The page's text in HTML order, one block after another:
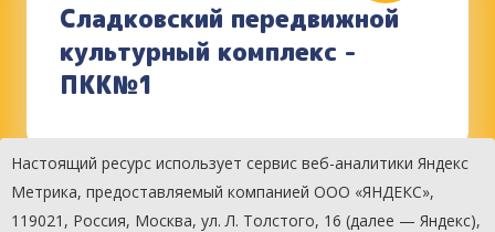
Сладковский передвижной
культурный комплекс -
ПКК№1
Настоящий ресурс использует сервис веб-аналитики Яндекс
Метрика, предоставляемый компанией ООО «ЯНДЕКС»,
119021, Россия, Москва, ул. Л. Толстого, 16 (далее — Яндекс),